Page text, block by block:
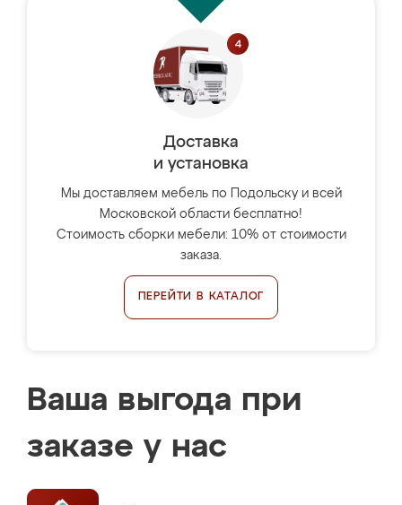
Доставка
и установка
Мы доставляем мебель по Подольску и всей
Московской области бесплатно!
Стоимость сборки мебели: 10% от стоимости
заказа.
ПЕРЕЙТИ В КАТАЛОГ
Ваша выгода при
заказе у нас